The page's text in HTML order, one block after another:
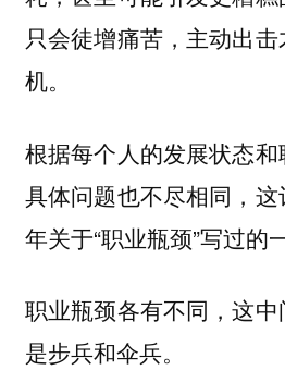
只会徒增痛苦，主动出
机。
根据每个人的发展状态
具体问题也不尽相同，
年关于“职业瓶颈”写过的
职业瓶颈各有不同，这
是步兵和伞兵。